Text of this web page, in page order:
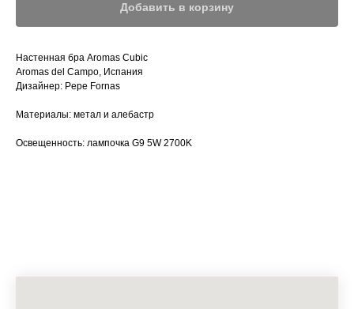
Добавить в корзину
Настенная бра Aromas Cubic
Aromas del Campo, Испания
Дизайнер: Pepe Fornas
Материалы: метал и алебастр
Освещенность: лампочка G9 5W 2700K